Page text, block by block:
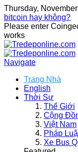
Thursday,
bitcoin hay không?
Please enter
works
Navigate
Trang Nhà
English
Thời Sự
Thế Giới
Cộng
Việt Nam
Pháp
Xe Bus